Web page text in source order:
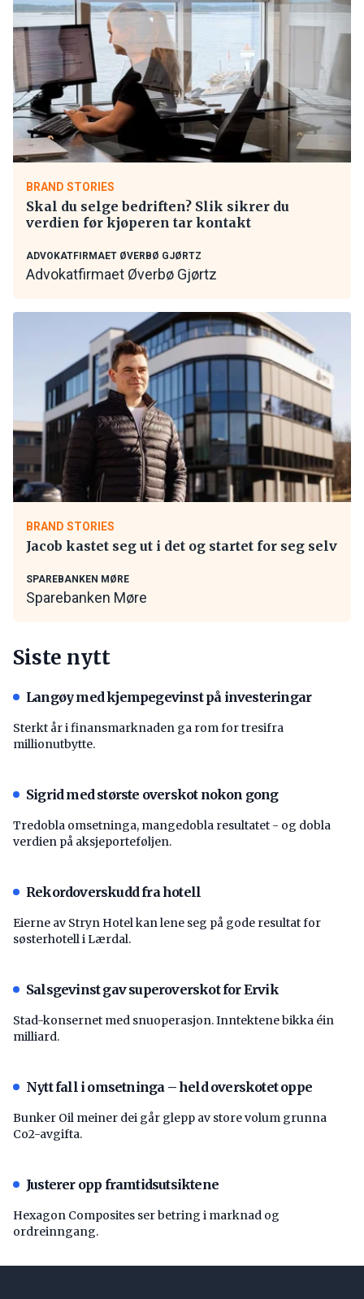
BRAND STORIES
Skal du selge bedriften? Slik sikrer du
verdien før kjøperen tar kontakt
ADVOKATFIRMAET ØVERBØ GJØRTZ
Advokatfirmaet Øverbø Gjørtz
BRAND STORIES
Jacob kastet seg ut i det og startet for seg selv
SPAREBANKEN MØRE
Sparebanken Møre
Siste nytt
Langøy med kjempegevinst på investeringar
Sterkt år i finansmarknaden ga rom for tresifra
millionutbytte.
Sigrid med største overskot nokon gong
Tredobla omsetninga, mangedobla resultatet - og dobla
verdien på aksjeporteføljen.
Rekordoverskudd fra hotell
Eierne av Stryn Hotel kan lene seg på gode resultat for
søsterhotell i Lærdal.
Salsgevinst gav superoverskot for Ervik
Stad-konsernet med snuoperasjon. Inntektene bikka éin
milliard.
Nytt fall i omsetninga – held overskotet oppe
Bunker Oil meiner dei går glepp av store volum grunna
Co2-avgifta.
Justerer opp framtidsutsiktene
Hexagon Composites ser betring i marknad og
ordreinngang.